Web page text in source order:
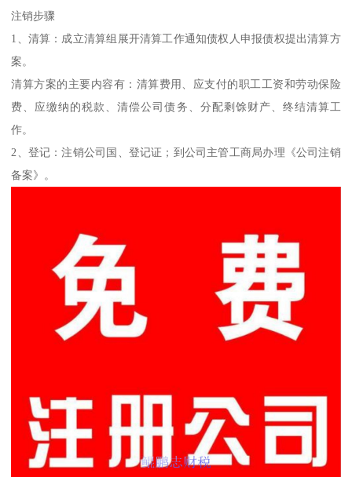
注销步骤
1、清算：成立清算组展开清算工作通知债权人申报债权提出清算方
案。
清算方案的主要内容有：清算费用、应支付的职工工资和劳动保险
费、应缴纳的税款、清偿公司债务、分配剩馀财产、终结清算工
作。
2、登记：注销公司国、登记证；到公司主管工商局办理《公司注销
备案》。